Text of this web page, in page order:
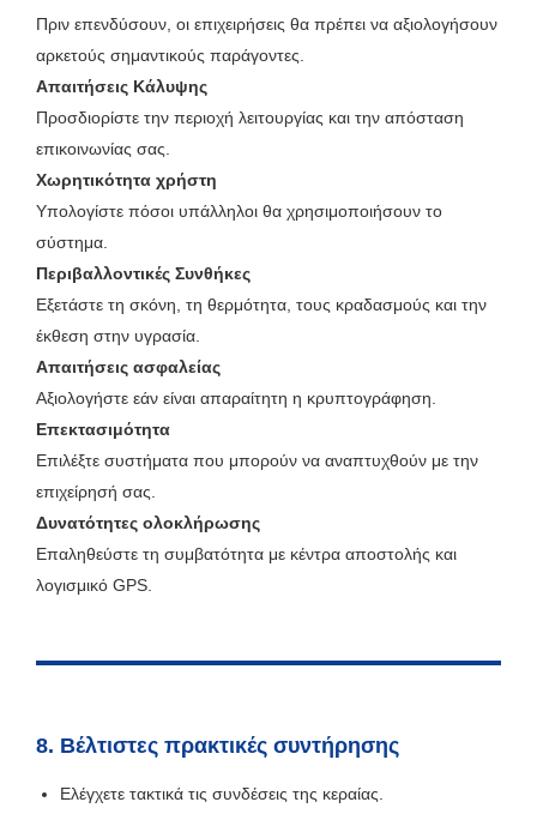
Πριν επενδύσουν, οι επιχειρήσεις θα πρέπει να αξιολογήσουν
αρκετούς σημαντικούς παράγοντες.
Απαιτήσεις Κάλυψης
Προσδιορίστε την περιοχή λειτουργίας και την απόσταση
επικοινωνίας σας.
Χωρητικότητα χρήστη
Υπολογίστε πόσοι υπάλληλοι θα χρησιμοποιήσουν το
σύστημα.
Περιβαλλοντικές Συνθήκες
Εξετάστε τη σκόνη, τη θερμότητα, τους κραδασμούς και την
έκθεση στην υγρασία.
Απαιτήσεις ασφαλείας
Αξιολογήστε εάν είναι απαραίτητη η κρυπτογράφηση.
Επεκτασιμότητα
Επιλέξτε συστήματα που μπορούν να αναπτυχθούν με την
επιχείρησή σας.
Δυνατότητες ολοκλήρωσης
Επαληθεύστε τη συμβατότητα με κέντρα αποστολής και
λογισμικό GPS.
8. Βέλτιστες πρακτικές συντήρησης
Ελέγχετε τακτικά τις συνδέσεις της κεραίας.